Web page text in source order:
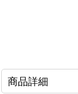
商品詳細